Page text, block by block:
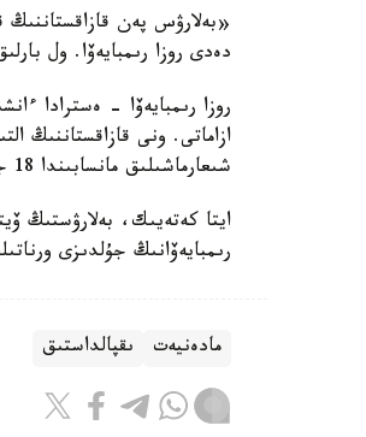
«بەلارۋس پەن
دەدى روزا رىمبايەۆا. ول
روزا رىمبايەۆا - ەسترادا
ازاماتى. ونى قازاقستاننىڭ
شىعارماشىلىق مانسابىندا 18 جەكە البوم شىعارىپ، توعىز مۋزىكالىق جيناققا اتسالىسقان.
ايتا كەتەيىك، بەلارۋستىڭ
رىمبايەۆانىڭ جۇلدىزى
مادەنيەت ىقپالداستىق